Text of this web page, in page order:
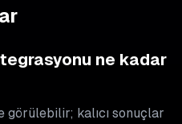
ne kadar
kalıcı sonuçlar